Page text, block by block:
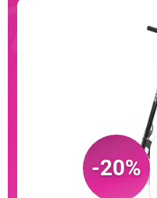
-20%